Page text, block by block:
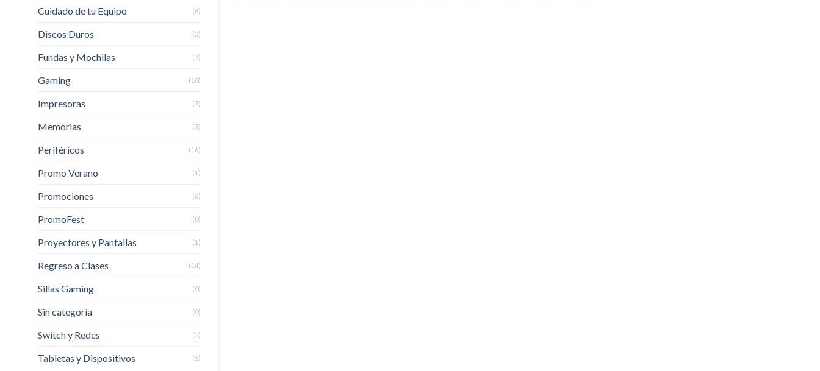
Cuidado de tu Equipo (6)
Discos Duros (3)
Fundas y Mochilas (7)
Gaming (10)
Impresoras (7)
Memorias (3)
Periféricos (16)
Promo Verano (1)
Promociones (6)
PromoFest (0)
Proyectores y Pantallas (1)
Regreso a Clases (14)
Sillas Gaming (0)
Sin categoría (0)
Switch y Redes (5)
Tabletas y Dispositivos (5)